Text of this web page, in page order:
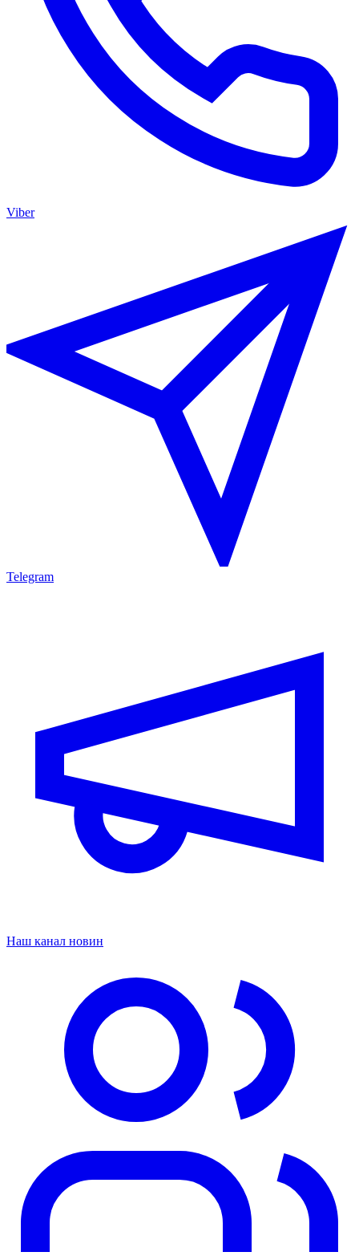
Viber
Telegram
Наш канал новин